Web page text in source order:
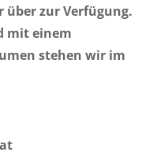
über zur Verfügung.
mit einem
stehen wir im